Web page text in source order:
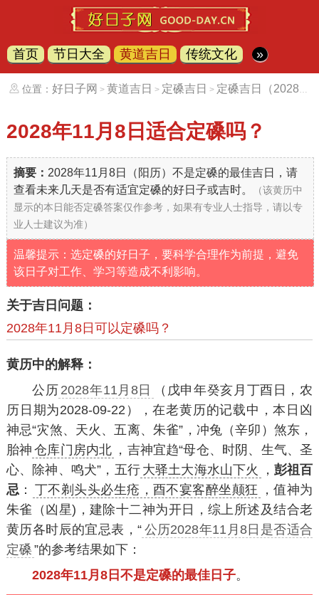
首页 节日大全 黄道吉日 传统文化 »
位置： 好日子网 > 黄道吉日 > 定磉吉日 > 定磉吉日（20281108）
2028年11月8日 适合定磉吗？
摘要： 2028年11月8日（阳历）不是定磉的最佳吉日，请
查看未来几天是否有适宜定磉的好日子或吉时。
（该黄历中
显示的本日能否定磉答案仅作参考，如果有专业人士指导，请以专
业人士建议为准）
温馨提示：选定磉的好日子，要科学合理作为前提，避免
该日子对工作、学习等造成不利影响。
关于吉日问题：
2028年11月8日可以定磉吗？
黄历中的解释：
公历 2028年11月8日
（戊申年癸亥月丁酉日，农
历日期为2028-09-22），在老黄历的记载中，本日凶
神忌“灾煞、天火、五离、朱雀”，冲兔（辛卯）煞东，
胎神 仓库门房内北 ，吉神宜趋“母仓、时阴、生气、圣
心、除神、鸣犬”，五行 大驿土大海水山下火 ， 彭祖百
忌 ： 丁不剃头头必生疮，酉不宴客醉坐颠狂
，值神为
朱雀（凶星)，建除十二神为开日，综上所述及结合老
黄历各时辰的宜忌表，“ 公历2028年11月8日是否适合
定磉”的参考结果如下：
2028年11月8日不是定磉的最佳日子。